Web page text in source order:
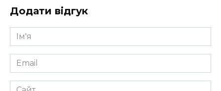
Додати відгук
Ім'я
*
Email
*
Сайт